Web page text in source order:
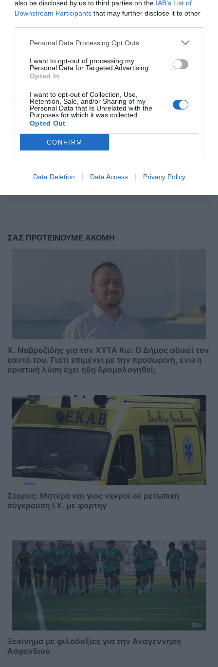
also be disclosed by us to third parties on the IAB’s List of
Downstream Participants that may further disclose it to other
Personal Data Processing Opt Outs
I want to opt-out of processing my
Personal Data for Targeted Advertising.
Opted In
I want to opt-out of Collection, Use,
Retention, Sale, and/or Sharing of my
Personal Data that Is Unrelated with the
Purposes for which it was collected.
Opted Out
CONFIRM
Data Deletion Data Access Privacy Policy
Αποστολή
ΣΑΣ ΠΡΟΤΕΙΝΟΥΜΕ ΑΚΟΜΗ
Χ. Ναβροζίδης για τον ΧΥΤΑ Kω: Ο Δήμος αδικεί τον
εαυτό του. Γιατί επιμένει με την προσωρινή, ενώ η
οριστική λύση έχει ήδη δρομολογηθεί;
Σέρρες: Μητέρα και γιος νεκροί σε μετωπική
σύγκρουση Ι.Χ. με φορτηγ
Ξεκίνημα με φιλοδοξίες για την Αναγέννηση
Ασφενδιού